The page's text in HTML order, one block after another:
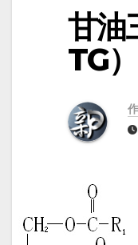
甘
TG）